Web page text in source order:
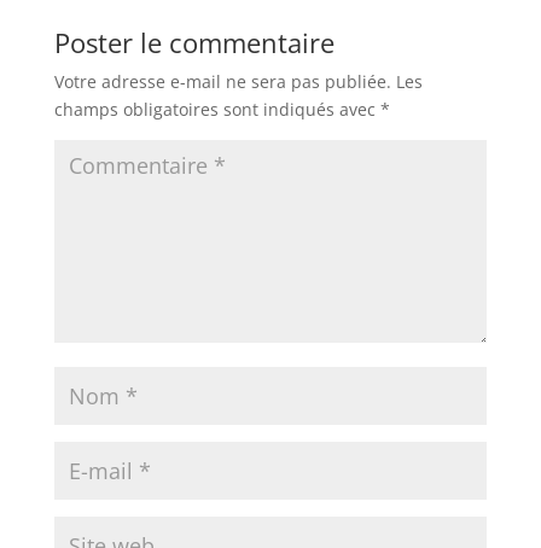
Poster le commentaire
Votre adresse e-mail ne sera pas publiée. Les
champs obligatoires sont indiqués avec *